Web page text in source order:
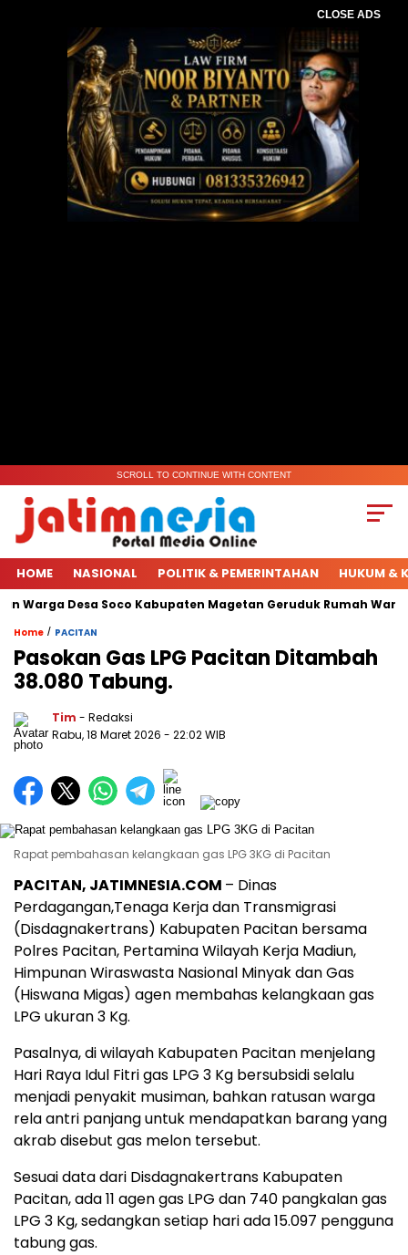
CLOSE ADS
SCROLL TO CONTINUE WITH CONTENT
HOME NASIONAL POLITIK & PEMERINTAHAN HUKUM &
Desa Soco Kabupaten Magetan Geruduk Rumah Warga.
Home / PACITAN
Pasokan Gas LPG Pacitan Ditambah
38.080 Tabung.
Tim - Redaksi
Rabu, 18 Maret 2026 - 22:02 WIB
Rapat pembahasan kelangkaan gas LPG 3KG di Pacitan
PACITAN, JATIMNESIA.COM – Dinas
Perdagangan,Tenaga Kerja dan Transmigrasi
(Disdagnakertrans) Kabupaten Pacitan bersama
Polres Pacitan, Pertamina Wilayah Kerja Madiun,
Himpunan Wiraswasta Nasional Minyak dan Gas
(Hiswana Migas) agen membahas kelangkaan gas
LPG ukuran 3 Kg.
Pasalnya, di wilayah Kabupaten Pacitan menjelang
Hari Raya Idul Fitri gas LPG 3 Kg bersubsidi selalu
menjadi penyakit musiman, bahkan ratusan warga
rela antri panjang untuk mendapatkan barang yang
akrab disebut gas melon tersebut.
Sesuai data dari Disdagnakertrans Kabupaten
Pacitan, ada 11 agen gas LPG dan 740 pangkalan gas
LPG 3 Kg, sedangkan setiap hari ada 15.097 pengguna
tabung gas.